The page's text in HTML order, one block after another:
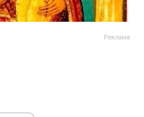
Реклама